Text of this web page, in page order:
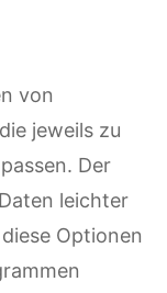
von
jeweils zu
Der
leichter
Optionen